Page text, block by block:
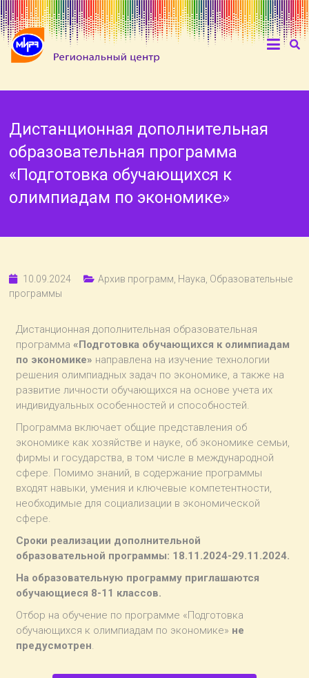
Дистанционная дополнительная
образовательная программа
«Подготовка обучающихся к
олимпиадам по экономике»
10.09.2024 Архив программ Наука Образовательные
программы
Дистанционная дополнительная образовательная
программа«Подготовка обучающихся к олимпиадам
по экономике» направлена на изучение технологии
решения олимпиадных задач по экономике, а также на
развитие личности обучающихся на основе учета их
индивидуальных особенностей и способностей.
Программа включает общие представления об
экономике как хозяйстве и науке, об экономике семьи,
фирмы и государства, в том числе в международной
сфере. Помимо знаний, в содержание программы
входят навыки, умения и ключевые компетентности,
необходимые для социализации в экономической
сфере.
Сроки реализации дополнительной
образовательной программы: 18.11.2024-29.11.2024.
На образовательную программу приглашаются
обучающиеся 8-11 классов.
Отбор на обучение по программе «Подготовка
обучающихся к олимпиадам по экономике» не
предусмотрен.